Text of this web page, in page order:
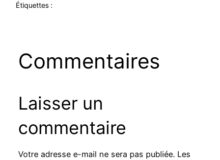
Étiquettes :
Commentaires
Laisser un
commentaire
Votre adresse e-mail ne sera pas publiée. Les